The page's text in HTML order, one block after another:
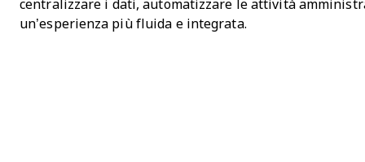
centralizzare i dati, automatizzare le attività
un’esperienza più fluida e integrata.